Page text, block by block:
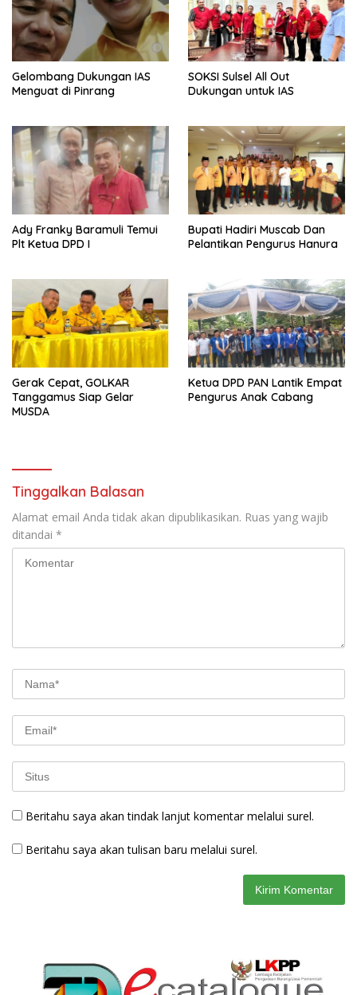
Gelombang Dukungan IAS
Menguat di Pinrang
SOKSI Sulsel All Out
Dukungan untuk IAS
Ady Franky Baramuli Temui
Plt Ketua DPD I
Bupati Hadiri Muscab Dan
Pelantikan Pengurus Hanura
Gerak Cepat, GOLKAR
Tanggamus Siap Gelar
MUSDA
Ketua DPD PAN Lantik Empat
Pengurus Anak Cabang
Tinggalkan Balasan
Alamat email Anda tidak akan dipublikasikan. Ruas yang wajib
ditandai *
Beritahu saya akan tindak lanjut komentar melalui surel.
Beritahu saya akan tulisan baru melalui surel.